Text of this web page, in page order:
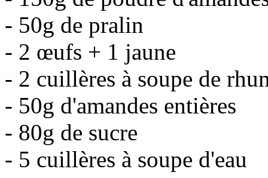
- 50g de pralin
- 2 œufs + 1 jaune
- 2 cuillères à soupe de
- 50g d'amandes entières
- 80g de sucre
- 5 cuillères à soupe d'eau